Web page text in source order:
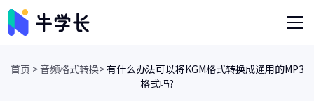
首页 >音频格式转换>有什么办法可以将KGM格式转换成通用的MP3
格式吗?